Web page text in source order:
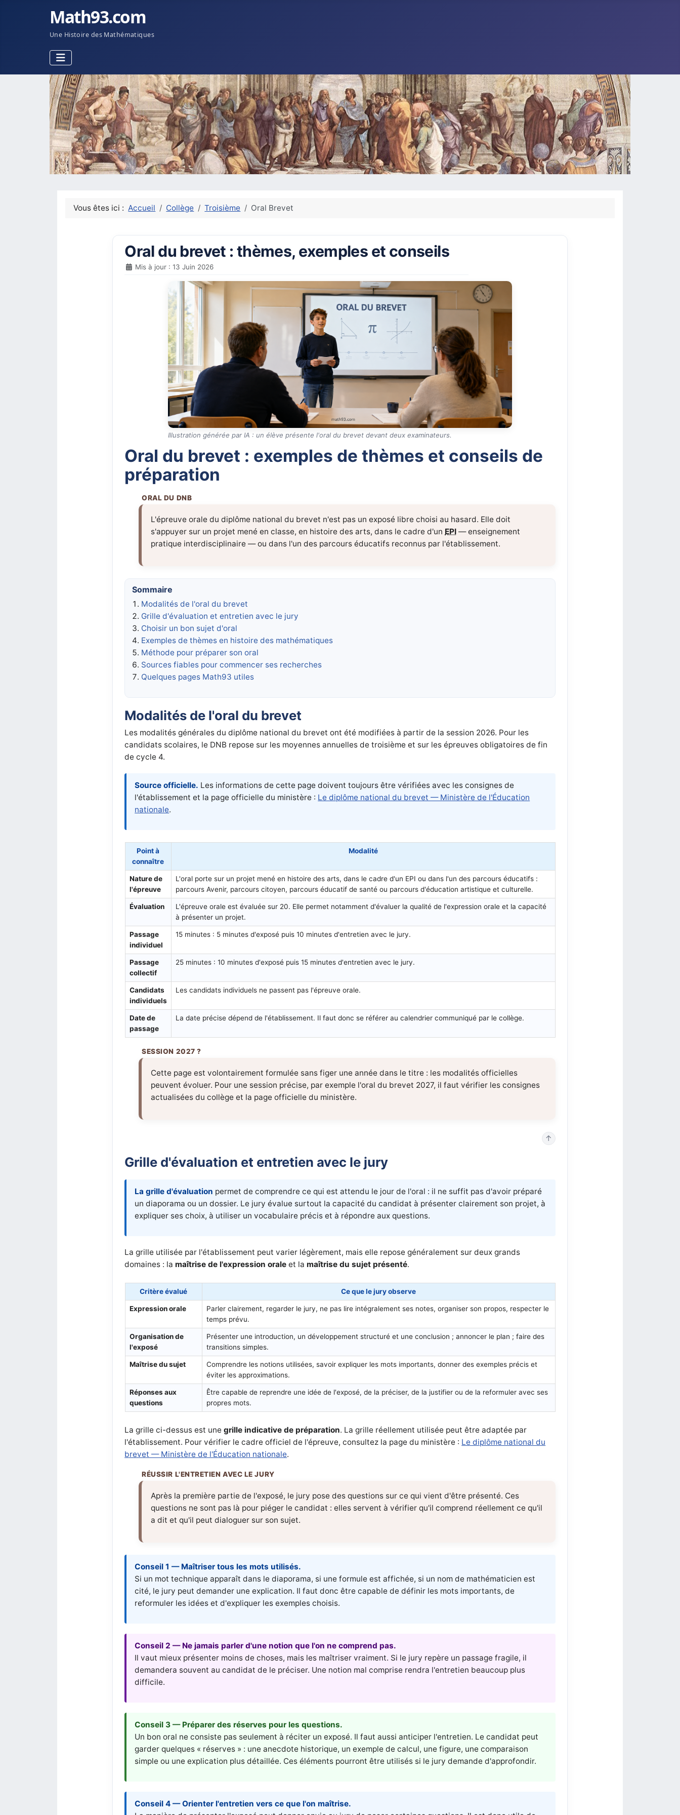
Math93.com
Une Histoire des Mathématiques
Vous êtes ici :Accueil Collège Troisième Oral Brevet
Oral du brevet : thèmes, exemples et conseils
Mis à jour : 13 Juin 2026
Illustration générée par IA : un élève présente l'oral du brevet devant deux examinateurs.
Oral du brevet : exemples de thèmes et conseils de
préparation
L'épreuve orale du diplôme national du brevet n'est pas un exposé libre choisi au hasard. Elle doit
s'appuyer sur un projet mené en classe, en histoire des arts, dans le cadre d'un EPI — enseignement
pratique interdisciplinaire — ou dans l'un des parcours éducatifs reconnus par l'établissement.
Sommaire
Modalités de l'oral du brevet
Grille d'évaluation et entretien avec le jury
Choisir un bon sujet d'oral
Exemples de thèmes en histoire des mathématiques
Méthode pour préparer son oral
Sources fiables pour commencer ses recherches
Quelques pages Math93 utiles
Modalités de l'oral du brevet
Les modalités générales du diplôme national du brevet ont été modifiées à partir de la session 2026. Pour les
candidats scolaires, le DNB repose sur les moyennes annuelles de troisième et sur les épreuves obligatoires de fin
de cycle 4.
Source officielle. Les informations de cette page doivent toujours être vérifiées avec les consignes de
l'établissement et la page officielle du ministère : Le diplôme national du brevet — Ministère de l'Éducation
nationale.
Point à
connaître
Modalité
Nature de
l'épreuve
L'oral porte sur un projet mené en histoire des arts, dans le cadre d'un EPI ou dans l'un des parcours éducatifs :
parcours Avenir, parcours citoyen, parcours éducatif de santé ou parcours d'éducation artistique et culturelle.
Évaluation
L'épreuve orale est évaluée sur 20. Elle permet notamment d'évaluer la qualité de l'expression orale et la capacité
à présenter un projet.
Passage
individuel
15 minutes : 5 minutes d'exposé puis 10 minutes d'entretien avec le jury.
Passage
collectif
25 minutes : 10 minutes d'exposé puis 15 minutes d'entretien avec le jury.
Candidats
individuels
Les candidats individuels ne passent pas l'épreuve orale.
Date de
passage
La date précise dépend de l'établissement. Il faut donc se référer au calendrier communiqué par le collège.
Cette page est volontairement formulée sans figer une année dans le titre : les modalités officielles
peuvent évoluer. Pour une session précise, par exemple l'oral du brevet 2027, il faut vérifier les consignes
actualisées du collège et la page officielle du ministère.
↑
Grille d'évaluation et entretien avec le jury
La grille d'évaluation permet de comprendre ce qui est attendu le jour de l'oral : il ne suffit pas d'avoir préparé
un diaporama ou un dossier. Le jury évalue surtout la capacité du candidat à présenter clairement son projet, à
expliquer ses choix, à utiliser un vocabulaire précis et à répondre aux questions.
La grille utilisée par l'établissement peut varier légèrement, mais elle repose généralement sur deux grands
domaines : la maîtrise de l'expression orale et la maîtrise du sujet présenté.
Critère évalué Ce que le jury observe
Expression orale
Parler clairement, regarder le jury, ne pas lire intégralement ses notes, organiser son propos, respecter le
temps prévu.
Organisation de
l'exposé
Présenter une introduction, un développement structuré et une conclusion ; annoncer le plan ; faire des
transitions simples.
Maîtrise du sujet
Comprendre les notions utilisées, savoir expliquer les mots importants, donner des exemples précis et
éviter les approximations.
Réponses aux
questions
Être capable de reprendre une idée de l'exposé, de la préciser, de la justifier ou de la reformuler avec ses
propres mots.
La grille ci-dessus est unegrille indicative de préparation. La grille réellement utilisée peut être adaptée par
l'établissement. Pour vérifier le cadre officiel de l'épreuve, consultez la page du ministère : Le diplôme national du
brevet — Ministère de l'Éducation nationale.
Après la première partie de l'exposé, le jury pose des questions sur ce qui vient d'être présenté. Ces
questions ne sont pas là pour piéger le candidat : elles servent à vérifier qu'il comprend réellement ce qu'il
a dit et qu'il peut dialoguer sur son sujet.
Conseil 1 — Maîtriser tous les mots utilisés.
Si un mot technique apparaît dans le diaporama, si une formule est affichée, si un nom de mathématicien est
cité, le jury peut demander une explication. Il faut donc être capable de définir les mots importants, de
reformuler les idées et d'expliquer les exemples choisis.
Conseil 2 — Ne jamais parler d'une notion que l'on ne comprend pas.
Il vaut mieux présenter moins de choses, mais les maîtriser vraiment. Si le jury repère un passage fragile, il
demandera souvent au candidat de le préciser. Une notion mal comprise rendra l'entretien beaucoup plus
difficile.
Conseil 3 — Préparer des réserves pour les questions.
Un bon oral ne consiste pas seulement à réciter un exposé. Il faut aussi anticiper l'entretien. Le candidat peut
garder quelques « réserves » : une anecdote historique, un exemple de calcul, une figure, une comparaison
simple ou une explication plus détaillée. Ces éléments pourront être utilisés si le jury demande d'approfondir.
Conseil 4 — Orienter l'entretien vers ce que l'on maîtrise.